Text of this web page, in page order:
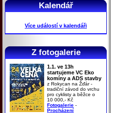
Kalendář
Více událostí v kalendáři
Z fotogalerie
1.1. ve 13h
startujeme VC Eko
komíny a ADS stavby
z Rokycan na Žďár -
tradiční závod do vrchu
pro cyklisty a běžce o
10 000,- Kč
Fotogalerie -
Procházení